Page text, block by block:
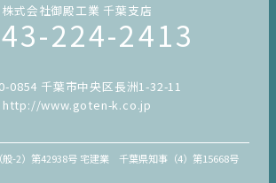
株式会社御殿工業 千葉支店
224-2413
0854 千葉市中央区長洲1-32-11
http://www.goten-k.co.jp
-2）第42938号 宅建業 千葉県知事（4）第15668号